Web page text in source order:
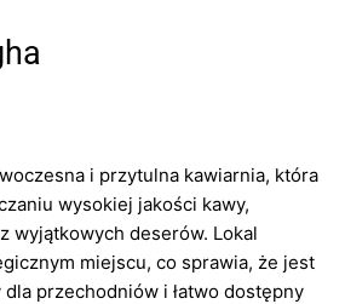
i przytulna kawiarnia, która
wysokiej jakości kawy,
wyjątkowych deserów. Lokal
miejscu, co sprawia, że jest
przechodniów i łatwo dostępny